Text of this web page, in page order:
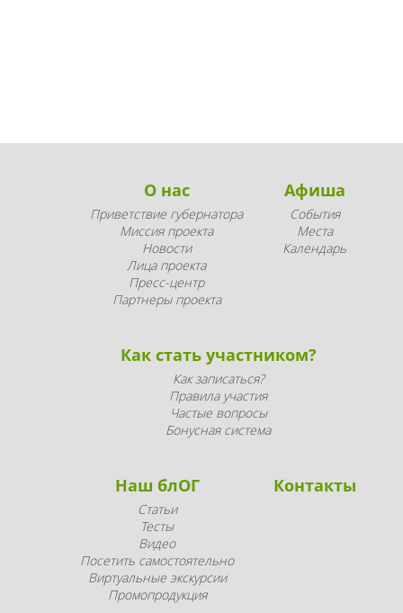
О нас
Приветствие губернатора
Миссия проекта
Новости
Лица проекта
Пресс-центр
Партнеры проекта
Афиша
События
Места
Календарь
Как стать участником?
Как записаться?
Правила участия
Частые вопросы
Бонусная система
Наш блОГ
Статьи
Тесты
Видео
Посетить самостоятельно
Виртуальные экскурсии
Промопродукция
Контакты